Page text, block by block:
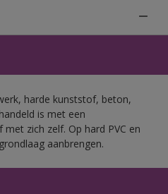
harde kunststof, beton,
is met een
zich zelf. Op hard PVC en
aanbrengen.